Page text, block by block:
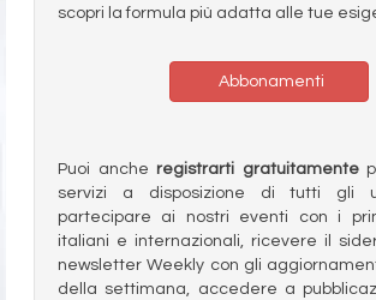
scopri la formula più adatta alle tue
Abbonamenti
Puoi anche registrarti gratuitamente
servizi a disposizione di tutti gli
partecipare ai nostri eventi con i
italiani e internazionali, ricevere il
newsletter Weekly con gli
della settimana, accedere a